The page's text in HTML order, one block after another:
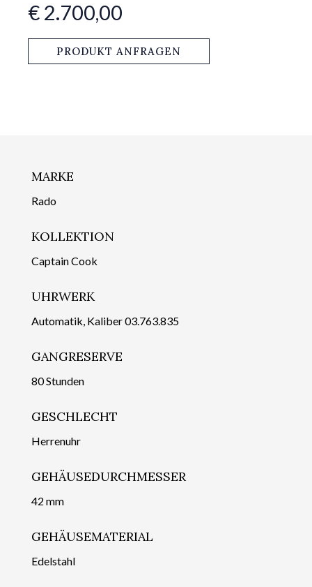
€ 2.700,00
PRODUKT ANFRAGEN
MARKE
Rado
KOLLEKTION
Captain Cook
UHRWERK
Automatik, Kaliber 03.763.835
GANGRESERVE
80 Stunden
GESCHLECHT
Herrenuhr
GEHÄUSEDURCHMESSER
42 mm
GEHÄUSEMATERIAL
Edelstahl